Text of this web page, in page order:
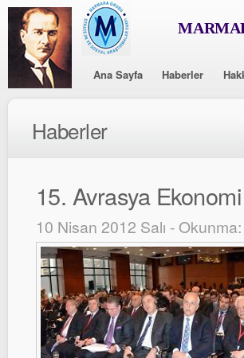
Ana Sayfa Haberler
Haberler
15. Avrasya
10 Nisan 2012 Salı -